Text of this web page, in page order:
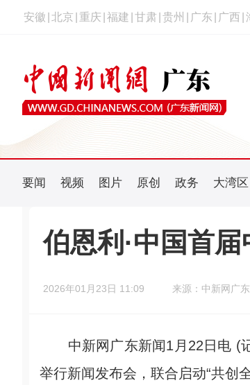
安徽 北京 重庆 福建 甘肃 贵州 广东 广西
要闻 视频 图片 原创 政务 大湾区
伯恩利·中国首
2026年01月23日 11:09 来源：中新网广东
中新网广东新闻1月22日电 (记
举行新闻发布会，联合启动“共创